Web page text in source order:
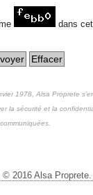
dans
1978, Alsa Proprete
la sécurité et la
communiquées.
© 2016 Alsa